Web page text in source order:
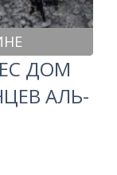
ДОМ
АЛЬ-